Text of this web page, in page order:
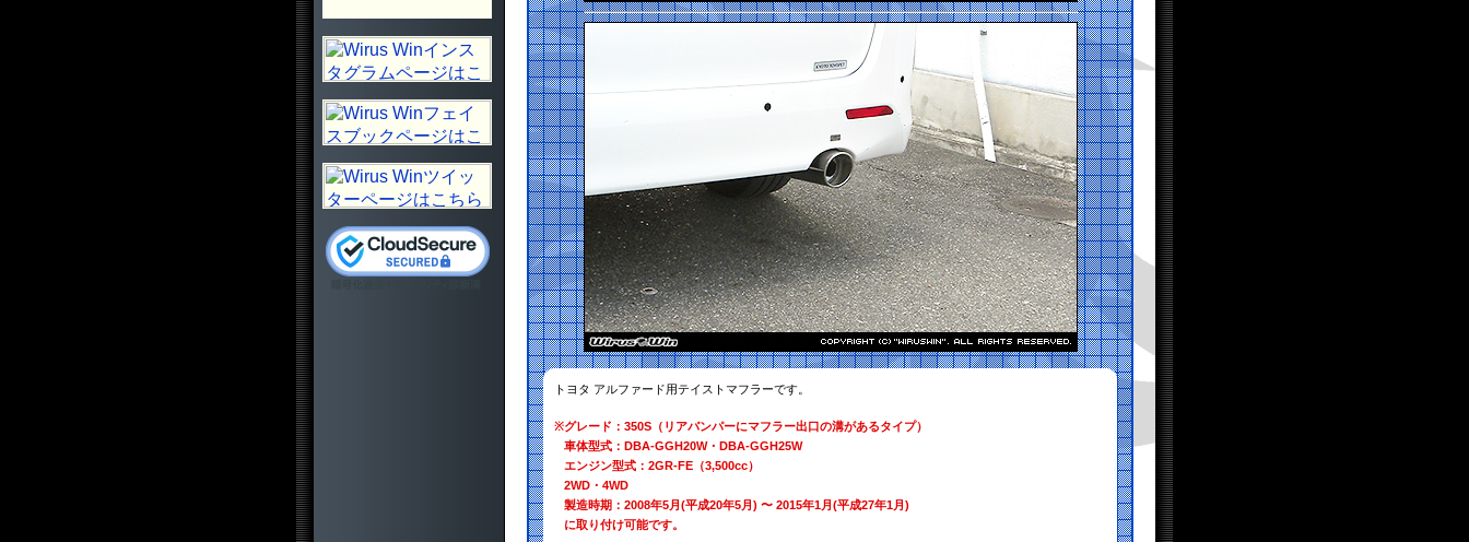
トヨタ アルファード用テイストマフラーです。
※グレード：350S（リアバンパーにマフラー出口の溝があるタイプ）
車体型式：DBA-GGH20W・DBA-GGH25W
エンジン型式：2GR-FE（3,500cc）
2WD・4WD
製造時期：2008年5月(平成20年5月) 〜 2015年1月(平成27年1月)
に取り付け可能です。